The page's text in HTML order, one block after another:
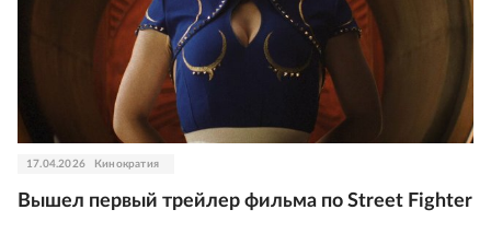
17.04.2026 Кинократия
Вышел первый трейлер фильма по Street Fighter